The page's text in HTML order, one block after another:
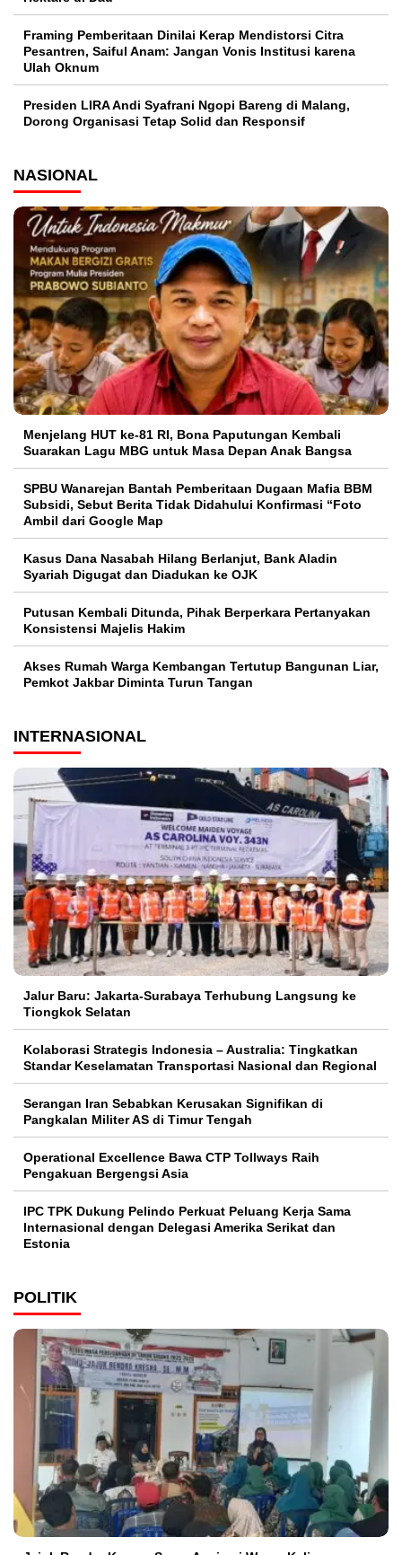
Framing Pemberitaan Dinilai Kerap Mendistorsi Citra
Pesantren, Saiful Anam: Jangan Vonis Institusi karena
Ulah Oknum
Presiden LIRA Andi Syafrani Ngopi Bareng di Malang,
Dorong Organisasi Tetap Solid dan Responsif
NASIONAL
Menjelang HUT ke-81 RI, Bona Paputungan Kembali
Suarakan Lagu MBG untuk Masa Depan Anak Bangsa
SPBU Wanarejan Bantah Pemberitaan Dugaan Mafia BBM
Subsidi, Sebut Berita Tidak Didahului Konfirmasi “Foto
Ambil dari Google Map
Kasus Dana Nasabah Hilang Berlanjut, Bank Aladin
Syariah Digugat dan Diadukan ke OJK
Putusan Kembali Ditunda, Pihak Berperkara Pertanyakan
Konsistensi Majelis Hakim
Akses Rumah Warga Kembangan Tertutup Bangunan Liar,
Pemkot Jakbar Diminta Turun Tangan
INTERNASIONAL
Jalur Baru: Jakarta-Surabaya Terhubung Langsung ke
Tiongkok Selatan
Kolaborasi Strategis Indonesia – Australia: Tingkatkan
Standar Keselamatan Transportasi Nasional dan Regional
Serangan Iran Sebabkan Kerusakan Signifikan di
Pangkalan Militer AS di Timur Tengah
Operational Excellence Bawa CTP Tollways Raih
Pengakuan Bergengsi Asia
IPC TPK Dukung Pelindo Perkuat Peluang Kerja Sama
Internasional dengan Delegasi Amerika Serikat dan
Estonia
POLITIK